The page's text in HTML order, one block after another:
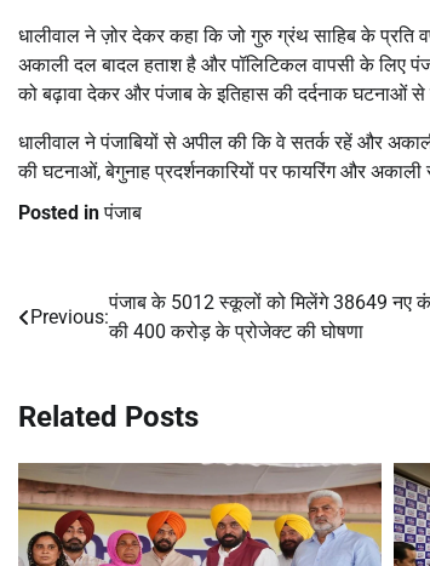
धालीवाल ने ज़ोर देकर कहा कि जो गुरु ग्रंथ साहिब के
अकाली दल बादल हताश है और पॉलिटिकल वापसी के लिए
को बढ़ावा देकर और पंजाब के इतिहास की दर्दनाक घटनाओं
धालीवाल ने पंजाबियों से अपील की कि वे सतर्क रहें और
की घटनाओं, बेगुनाह प्रदर्शनकारियों पर फायरिंग और
Posted inपंजाब
Post
Previous:
पंजाब के 5012 स्कूलों को मिलेंगे 38649 नए
की 400 करोड़ के प्रोजेक्ट की घोषणा
Related Posts